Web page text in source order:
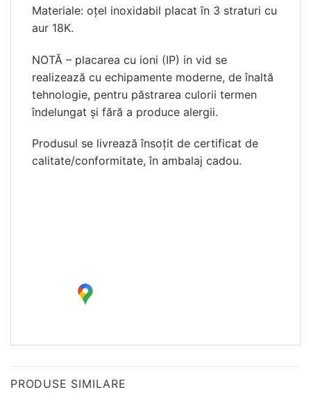
Materiale: oțel inoxidabil placat în 3 straturi cu
aur 18K.
NOTĂ – placarea cu ioni (IP) in vid se
realizează cu echipamente moderne, de înaltă
tehnologie, pentru păstrarea culorii termen
îndelungat și fără a produce alergii.
Produsul se livrează însoțit de certificat de
calitate/conformitate, în ambalaj cadou.
PRODUSE SIMILARE